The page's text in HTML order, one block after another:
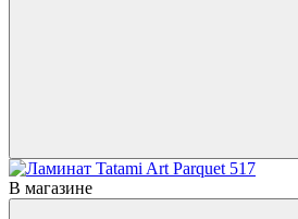
В магазине